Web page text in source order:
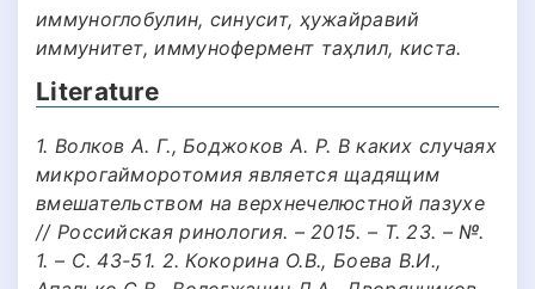
иммуноглобулин, синусит, ҳужайравий
иммунитет, иммунофермент таҳлил, киста.
Literature
1. Волков А. Г., Боджоков А. Р. В каких случаях
микрогайморотомия является щадящим
вмешательством на верхнечелюстной пазухе
// Российская ринология. – 2015. – Т. 23. – №.
1. – С. 43-51. 2. Кокорина О.В., Боева В.И.,